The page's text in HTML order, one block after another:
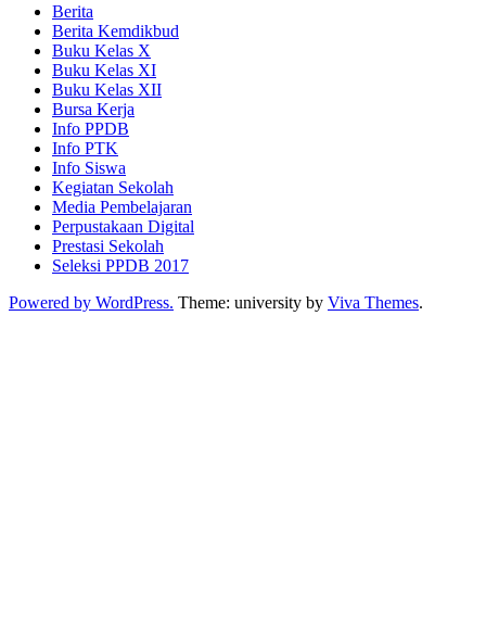
Berita
Berita Kemdikbud
Buku Kelas X
Buku Kelas XI
Buku Kelas XII
Bursa Kerja
Info PPDB
Info PTK
Info Siswa
Kegiatan Sekolah
Media Pembelajaran
Perpustakaan Digital
Prestasi Sekolah
Seleksi PPDB 2017
Powered by WordPress. Theme: university by Viva Themes.